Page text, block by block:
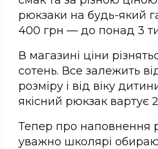
рюкзаки на будь-який
400 грн — до понад 3
В магазині ціни
сотень. Все залежить
розміру і від віку
якісний рюкзак вартує
Тепер про наповнення
уважно школярі